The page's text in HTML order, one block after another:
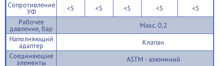
Сопротивление
УФ <5 <5 <5 <5
<5
Рабочее
давление, бар
Макс. 0,2
Наполняющий
адаптер
Клапан
Соединяющие
элементы
ASTM - алюминий